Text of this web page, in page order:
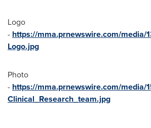
Logo
- https://mma.prnewswire.com/media/
Logo.jpg
Photo
- https://mma.prnewswire.com/media/
Clinical_Research_team.jpg